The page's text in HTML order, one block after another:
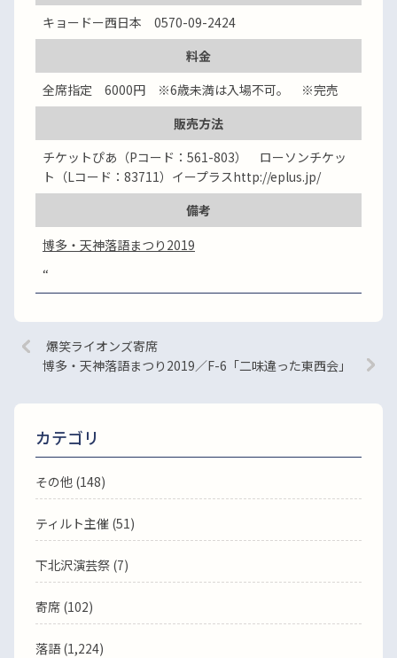
キョードー西日本 0570-09-2424
料金
全席指定 6000円 ※6歳未満は入場不可。 ※完売
販売方法
チケットぴあ（Pコード：561-803） ローソンチケッ
ト（Lコード：83711）イープラスhttp://eplus.jp/
備考
博多・天神落語まつり2019
“
爆笑ライオンズ寄席
博多・天神落語まつり2019／F-6「二味違った東西会」
カテゴリ
その他 (148)
ティルト主催 (51)
下北沢演芸祭 (7)
寄席 (102)
落語(1,224)